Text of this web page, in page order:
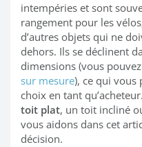
intempéries et sont
rangement pour les
d’autres objets qui ne
dehors. Ils se déclinent
dimensions (vous
sur mesure), ce qui vous
choix en tant
toit plat, un toit incliné
vous aidons dans cet
décision.